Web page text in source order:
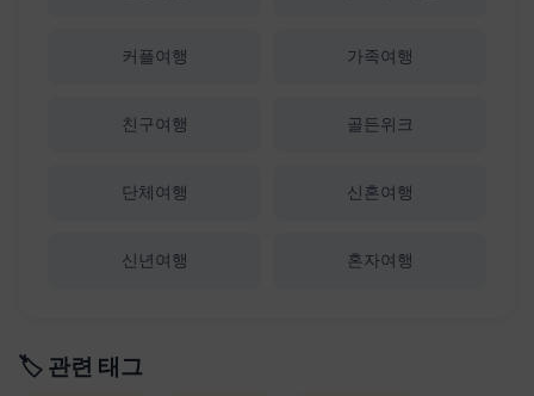
커플여행 가족여행
친구여행 골든위크
단체여행 신혼여행
신년여행 혼자여행
🏷️ 관련 태그